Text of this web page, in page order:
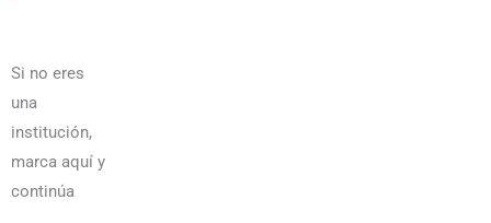
Si no eres
una
institución,
marca aquí y
continúa